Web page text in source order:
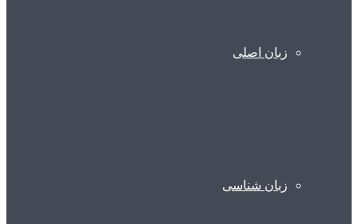
زبان اصلی
زبان شناسی